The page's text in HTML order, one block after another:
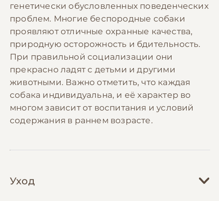
генетически обусловленных поведенческих
проблем. Многие беспородные собаки
проявляют отличные охранные качества,
природную осторожность и бдительность.
При правильной социализации они
прекрасно ладят с детьми и другими
животными. Важно отметить, что каждая
собака индивидуальна, и её характер во
многом зависит от воспитания и условий
содержания в раннем возрасте.
Уход